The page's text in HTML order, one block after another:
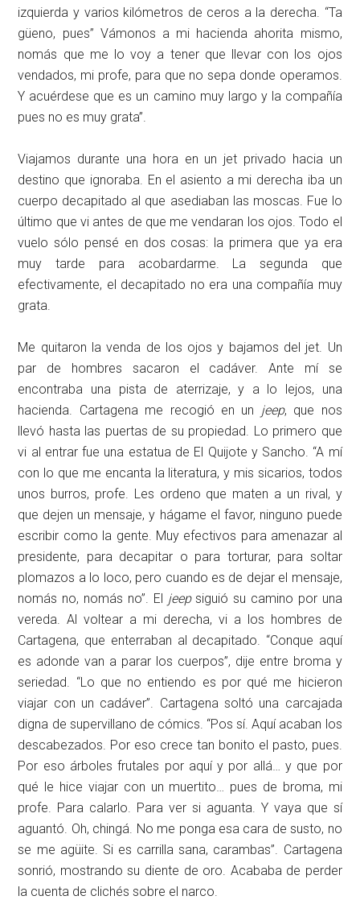
izquierda y varios kilómetros de ceros a la derecha. “Ta
güeno, pues” Vámonos a mi hacienda ahorita mismo,
nomás que me lo voy a tener que llevar con los ojos
vendados, mi profe, para que no sepa donde operamos.
Y acuérdese que es un camino muy largo y la compañía
pues no es muy grata”.
Viajamos durante una hora en un jet privado hacia un
destino que ignoraba. En el asiento a mi derecha iba un
cuerpo decapitado al que asediaban las moscas. Fue lo
último que vi antes de que me vendaran los ojos. Todo el
vuelo sólo pensé en dos cosas: la primera que ya era
muy tarde para acobardarme. La segunda que
efectivamente, el decapitado no era una compañía muy
grata.
Me quitaron la venda de los ojos y bajamos del jet. Un
par de hombres sacaron el cadáver. Ante mí se
encontraba una pista de aterrizaje, y a lo lejos, una
hacienda. Cartagena me recogió en un jeep, que nos
llevó hasta las puertas de su propiedad. Lo primero que
vi al entrar fue una estatua de El Quijote y Sancho. “A mí
con lo que me encanta la literatura, y mis sicarios, todos
unos burros, profe. Les ordeno que maten a un rival, y
que dejen un mensaje, y hágame el favor, ninguno puede
escribir como la gente. Muy efectivos para amenazar al
presidente, para decapitar o para torturar, para soltar
plomazos a lo loco, pero cuando es de dejar el mensaje,
nomás no, nomás no”. El jeepsiguió su camino por una
vereda. Al voltear a mi derecha, vi a los hombres de
Cartagena, que enterraban al decapitado. “Conque aquí
es adonde van a parar los cuerpos”, dije entre broma y
seriedad. “Lo que no entiendo es por qué me hicieron
viajar con un cadáver”. Cartagena soltó una carcajada
digna de supervillano de cómics. “Pos sí. Aquí acaban los
descabezados. Por eso crece tan bonito el pasto, pues.
Por eso árboles frutales por aquí y por allá… y que por
qué le hice viajar con un muertito… pues de broma, mi
profe. Para calarlo. Para ver si aguanta. Y vaya que sí
aguantó. Oh, chingá. No me ponga esa cara de susto, no
se me agüite. Si es carrilla sana, carambas”. Cartagena
sonrió, mostrando su diente de oro. Acababa de perder
la cuenta de clichés sobre el narco.